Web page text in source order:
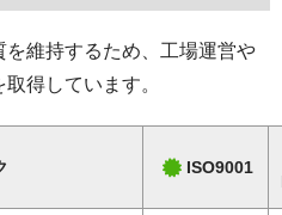
維持するため、工場運営や
得しています。
ISO9001